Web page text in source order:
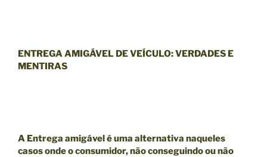
ENTREGA AMIGÁVEL DE VEÍCULO: VERDADES E
MENTIRAS
A Entrega amigável é uma alternativa naqueles
casos onde o consumidor, não conseguindo ou não